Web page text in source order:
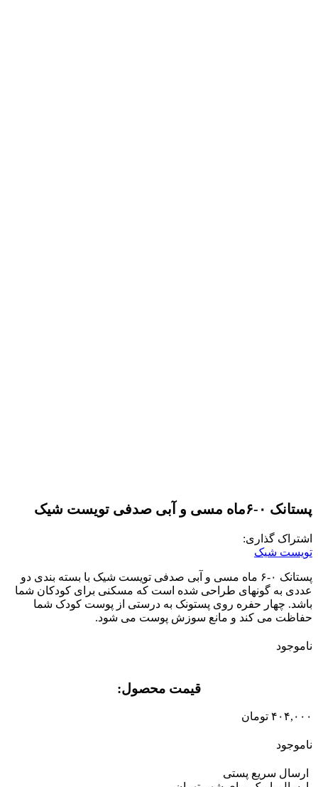
پستانک ۰-۶ماه مسی و آبی صدفی تویست شیک
اشتراک گذاری:
تویست شیک
پستانک ۰-۶ ماه مسی و آبی صدفی تویست شیک با بسته بندی دو
عددی به گونه‎ای طراحی شده است که مسکنی برای کودکان شما
باشد. چهار حفره روی پستونک به درستی از پوست کودک شما
حفاظت می کند و مانع سوزش پوست می شود.
ناموجود
قیمت محصول:​
۴۰۴,۰۰۰ تومان
ناموجود
ارسال سریع پستی